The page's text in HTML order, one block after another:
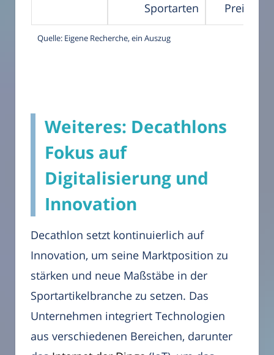
Sportarten
Quelle: Eigene Recherche, ein Auszug
Weiteres: Decathlons
Fokus auf
Digitalisierung und
Innovation
Decathlon setzt kontinuierlich auf
Innovation, um seine Marktposition zu
stärken und neue Maßstäbe in der
Sportartikelbranche zu setzen. Das
Unternehmen integriert Technologien
aus verschiedenen Bereichen, darunter